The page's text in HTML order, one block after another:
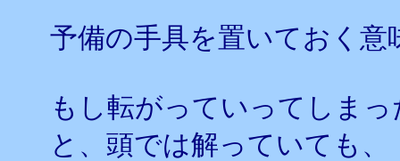
予備の手具を置いておく意
もし転がっていってしま
と、頭では解っていても、